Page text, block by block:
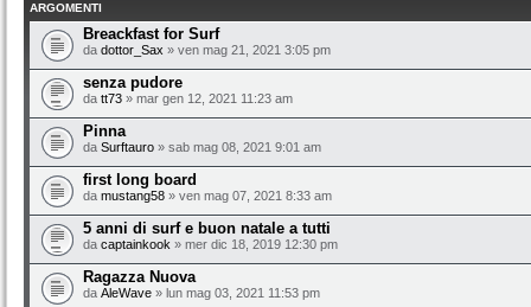
ARGOMENTI
Breackfast for Surf
da dottor_Sax » ven mag 21, 2021 3:05 pm
senza pudore
da tt73 » mar gen 12, 2021 11:23 am
Pinna
da Surftauro » sab mag 08, 2021 9:01 am
first long board
da mustang58 » ven mag 07, 2021 8:33 am
5 anni di surf e buon natale a tutti
da captainkook » mer dic 18, 2019 12:30 pm
Ragazza Nuova
da AleWave » lun mag 03, 2021 11:53 pm